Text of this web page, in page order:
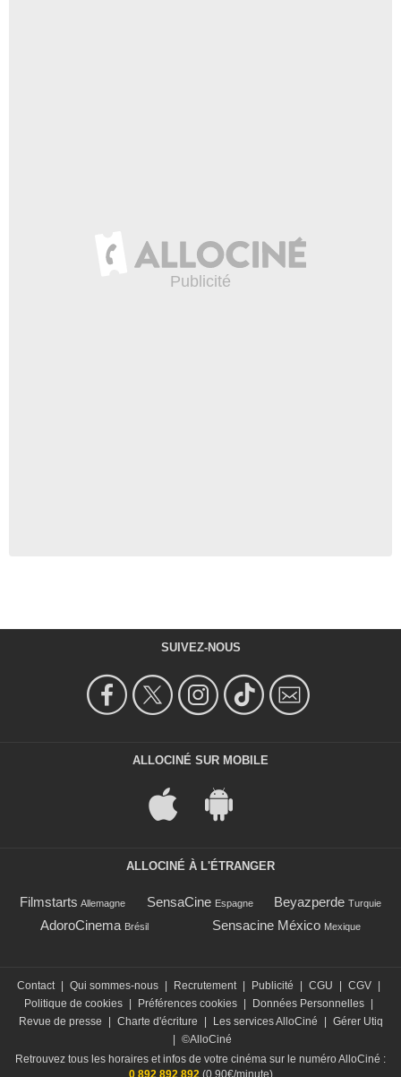
SUIVEZ-NOUS
ALLOCINÉ SUR MOBILE
ALLOCINÉ À L'ÉTRANGER
Filmstarts Allemagne SensaCine Espagne Beyazperde Turquie
AdoroCinema Brésil Sensacine México Mexique
Contact Qui sommes-nous Recrutement Publicité CGU CGV
Politique de cookies
Préférences cookies Données Personnelles
Revue de presse
Charte d'écriture Les services AlloCiné
Gérer Utiq
©AlloCiné
Retrouvez tous les horaires et infos de votre cinéma sur le numéro AlloCiné :